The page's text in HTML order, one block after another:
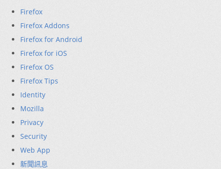
Firefox
Firefox Addons
Firefox for Android
Firefox for iOS
Firefox OS
Firefox Tips
Identity
Mozilla
Privacy
Security
Web App
新聞訊息